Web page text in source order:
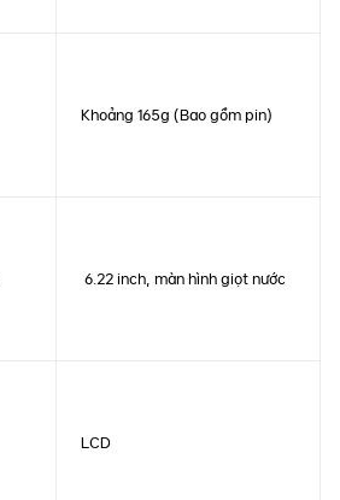
Khoảng 165g (Bao gồm pin)
6.22 inch, màn hình giọt nước
LCD